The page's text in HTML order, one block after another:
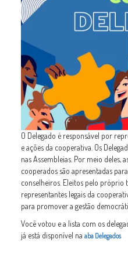
O Delegado é responsável por
e ações da cooperativa. Os
nas Assembleias. Por meio deles,
cooperados são apresentadas
conselheiros. Eleitos pelo próprio
representantes legais da
para promover a gestão
Você votou e a lista com os
já está disponível na aba Delegados